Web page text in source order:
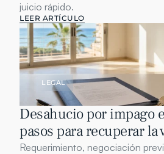
juicio rápido.
LEER ARTÍCULO
LEGAL
Desahucio por impago
pasos para recuperar la
Requerimiento, negociación